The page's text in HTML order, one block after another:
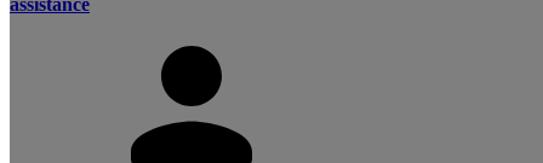
assistance